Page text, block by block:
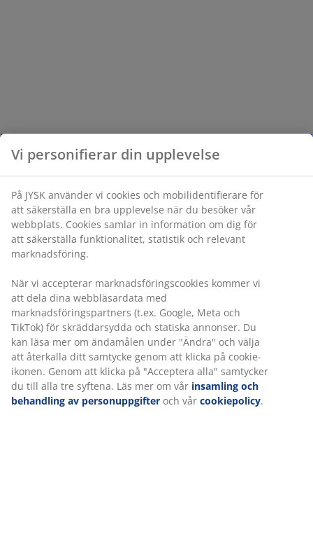
Vi personifierar din upplevelse
På JYSK använder vi cookies och mobilidentifierare för
att säkerställa en bra upplevelse när du besöker vår
webbplats. Cookies samlar in information om dig för
att säkerställa funktionalitet, statistik och relevant
marknadsföring.
När vi accepterar marknadsföringscookies kommer vi
att dela dina webbläsardata med
marknadsföringspartners (t.ex. Google, Meta och
TikTok) för skräddarsydda och statiska annonser. Du
kan läsa mer om ändamålen under "Ändra" och välja
att återkalla ditt samtycke genom att klicka på cookie-
ikonen. Genom att klicka på "Acceptera alla" samtycker
du till alla tre syftena. Läs mer om vår insamling och
behandling av personuppgifter och vår cookiepolicy.